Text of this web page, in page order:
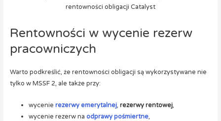
rentowności obligacji Catalyst
Rentowności w wycenie rezerw
pracowniczych
Warto podkreślić, że rentowności obligacji są wykorzystywane nie
tylko w MSSF 2, ale także przy:
wycenie rezerwy emerytalnej, rezerwy rentowej,
wycenie rezerw na odprawy pośmiertne,